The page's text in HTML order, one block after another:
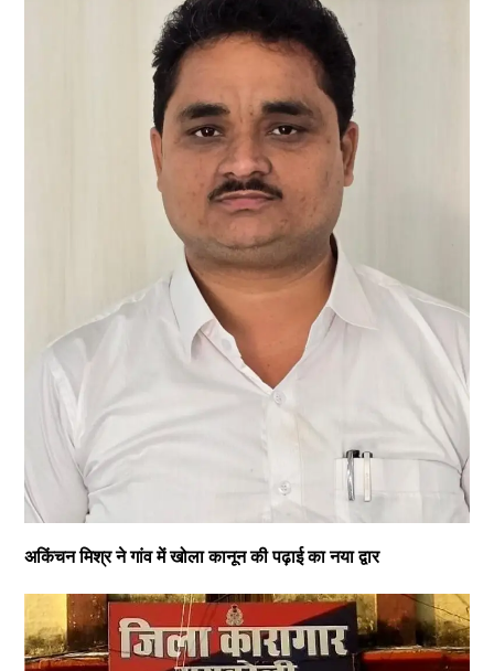
अकिंचन मिश्र ने गांव में खोला कानून की पढ़ाई का नया द्वार